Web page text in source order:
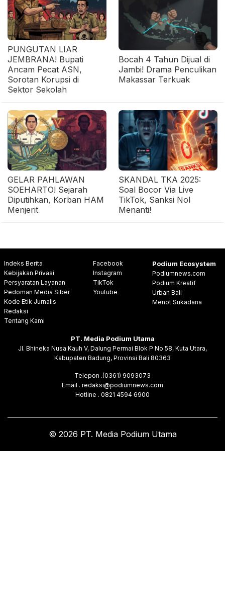
PUNGUTAN LIAR
JEMBRANA! Bupati
Ancam Pecat ASN,
Sorotan Korupsi di
Sektor Sekolah
Bocah 4 Tahun Dijual di
Jambi! Drama Penculikan
Makassar Terkuak
GELAR PAHLAWAN
SOEHARTO! Sejarah
Diputihkan, Korban HAM
Menjerit
SKANDAL TKA 2025:
Soal Bocor Via Live
TikTok, Sanksi Nol
Menanti!
Indeks Berita
Kebijakan Privasi
Persyaratan Layanan
Pedoman Media Siber
Kode Etik Jurnalis
Redaksi
Tentang Kami
Facebook
Instagram
TikTok
Youtube
Podium Ecosystem
Podiumnews.com
Podium Kreatif
Urban Bali
Menot Sukadana
PT. Media Podium Utama
Jl. Bhineka Nusa Kauh V, Dalung Permai Blok P No 58, Kuta Utara,
Kabupaten Badung, Provinsi Bali 80363
Telepon .(0361) 9093073
Email . redaksi@podiumnews.com
Hotline . 0821 4594 6900
© 2026 PT. Media Podium Utama